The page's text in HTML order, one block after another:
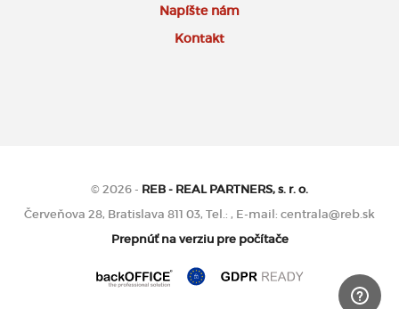
Napíšte nám
Kontakt
© 2026 - REB - REAL PARTNERS, s. r. o.
Červeňova 28, Bratislava 811 03, Tel.: , E-mail: centrala@reb.sk
Prepnúť na verziu pre počítače